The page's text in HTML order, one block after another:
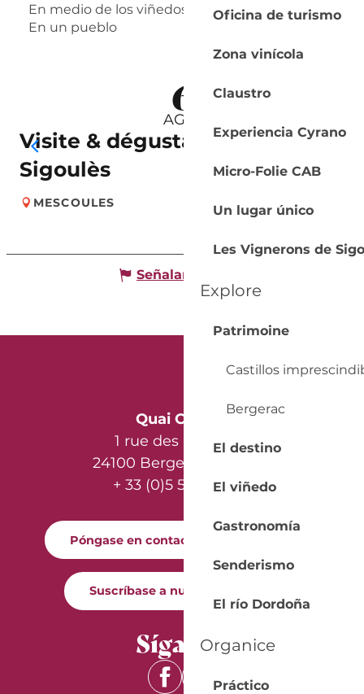
Oficina de turismo
Zona vinícola
Claustro
Experiencia Cyrano
Micro-Folie CAB
Un lugar único
Les Vignerons de
Explore
Patrimoine
Castillos
Bergerac
El destino
El viñedo
Gastronomía
Senderismo
El río Dordoña
Organice
Práctico
En medio de los viñedos
En un pueblo
6
AGO.
Visite & dégustation | Cave de
Sigoulès
MESCOULES
Señalar un error
Quai Cyrano
1 rue des Récollets
24100 Bergerac - France
+ 33 (0)5 53 57 03 11
Póngase en contacto con nosotros
Suscríbase a nuestro boletín
Síganos